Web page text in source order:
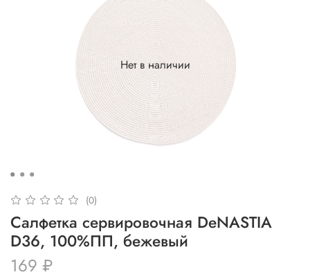
Нет в наличии
(0)
Салфетка сервировочная DeNASTIA
D36, 100%ПП, бежевый
169 ₽